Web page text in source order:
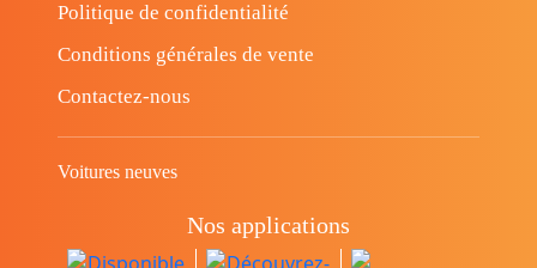
Politique de confidentialité
Conditions générales de vente
Contactez-nous
Voitures neuves
Nos applications